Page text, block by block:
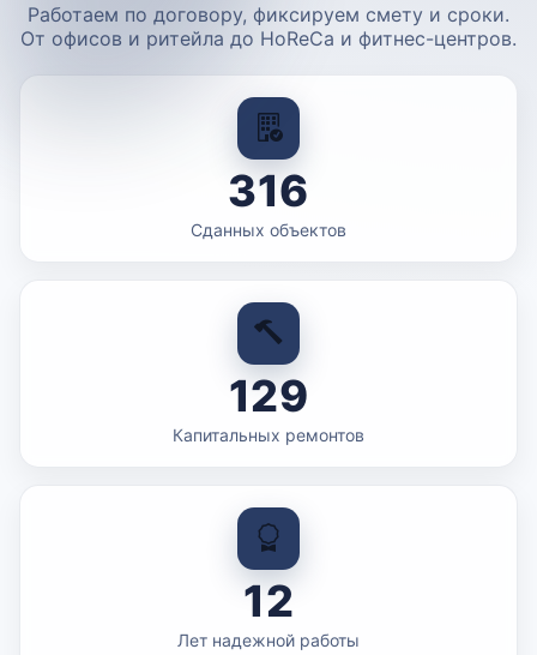
Работаем по договору, фиксируем смету и сроки.
От офисов и ритейла до HoReCa и фитнес-центров.
316
Сданных объектов
129
Капитальных ремонтов
12
Лет надежной работы